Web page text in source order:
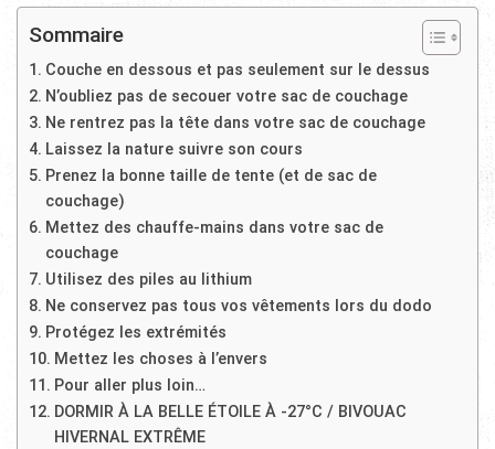
Sommaire
Couche en dessous et pas seulement sur le dessus
N’oubliez pas de secouer votre sac de couchage
Ne rentrez pas la tête dans votre sac de couchage
Laissez la nature suivre son cours
Prenez la bonne taille de tente (et de sac de
couchage)
Mettez des chauffe-mains dans votre sac de
couchage
Utilisez des piles au lithium
Ne conservez pas tous vos vêtements lors du dodo
Protégez les extrémités
Mettez les choses à l’envers
Pour aller plus loin…
DORMIR À LA BELLE ÉTOILE À -27°C / BIVOUAC
HIVERNAL EXTRÊME